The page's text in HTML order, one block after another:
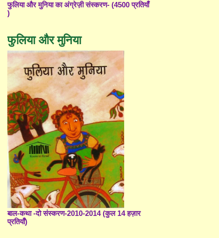
फुलिया और मुनिया का अंग्रेज़ी संस्करण- (4500 प्रतियाँ
)
फुलिया और मुनिया
बाल-कथा -दो संस्करण-2010-2014 (कुल 14 हज़ार
प्रतियाँ)